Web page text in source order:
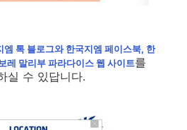
엠 톡 블로그와 한국지엠 페이스북, 한
레 말리부 파라다이스 웹 사이트를
실 수 있답니다.